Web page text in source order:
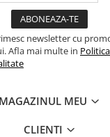
newsletter cu
Afla mai multe in
MAGAZINUL MEU
CLIENTI